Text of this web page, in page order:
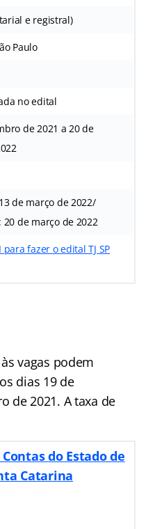
e registral)
Paulo
no edital
de 2021 a 20 de
de março de 2022/
de março de 2022
para fazer o edital TJ SP
vagas podem
dias 19 de
de 2021. A taxa de
do Estado de
Catarina